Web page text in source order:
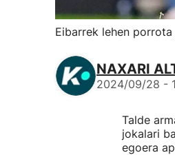
Eibarrek lehen
NAXARI
2024/09/28 -
Talde
jokalari
egoera